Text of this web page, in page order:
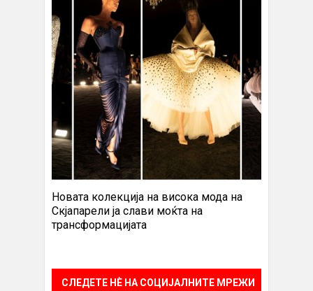
Новата колекција на висока мода на
Скјапарели ја слави моќта на
трансформацијата
СЛЕДЕТЕ НÈ НА СОЦИЈАЛНИТЕ МРЕЖИ